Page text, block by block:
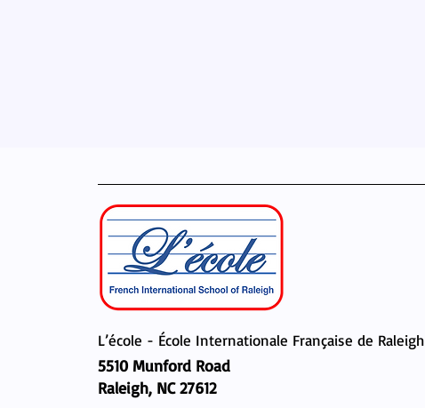
L’école - École Internationale Française de Raleigh
5510 Munford Road
Raleigh, NC 27612